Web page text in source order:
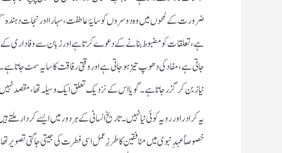
ضرورت کے لمحوں میں وہ دوسروں کو سایۂ عاطفت، سہارا اور نجات دہندہ
ہے، تعلقات کو مضبوط بنانے کے دعوے کرتا ہے اور زبان سے وفاداری
جاتی ہے، مفاد کی دھوپ تیز ہو جاتی ہے اور وقتی رفاقت کا سایہ سمٹ
نیاز بن کر گزر جاتا ہے۔ گویا اس کے نزدیک تعلق ایک وسیلہ تھا، مقصد
یہ کرادر اور رویہ کوئی نیا نہیں۔ تاریخ انسانی کے ہر دور میں ایسے کردار
خصوصاً عہدِ نبوی میں منافقین کا طرزِ عمل اسی فطرت کی جیتی جاگتی